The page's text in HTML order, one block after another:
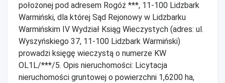
położonej pod adresem Rogóż ***, 11-100 Lidzbark
Warmiński, dla której Sąd Rejonowy w Lidzbarku
Warmińskim IV Wydział Ksiąg Wieczystych (adres: ul.
Wyszyńskiego 37, 11-100 Lidzbark Warmiński)
prowadzi księgę wieczystą o numerze KW
OL1L/***/5. Opis nieruchomości: Licytacja
nieruchomości gruntowej o powierzchni 1,6200 ha,